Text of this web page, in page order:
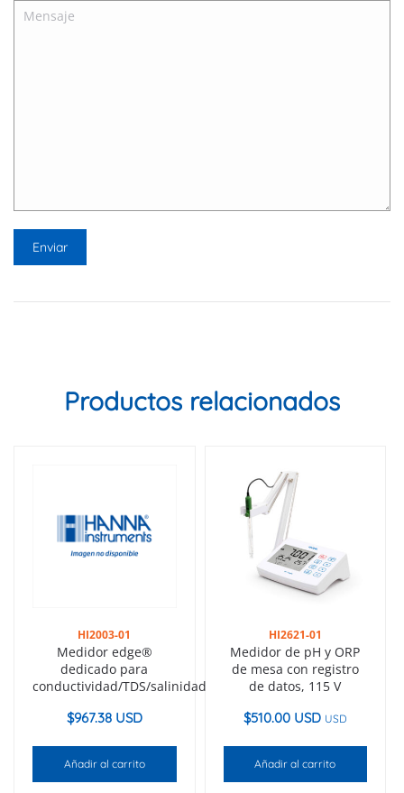
Productos relacionados
HI2003-01
Medidor edge®
dedicado para
conductividad/TDS/salinidad
$967.38 USD
Añadir al carrito
HI2621-01
Medidor de pH y ORP
de mesa con registro
de datos, 115 V
$510.00 USD USD
Añadir al carrito